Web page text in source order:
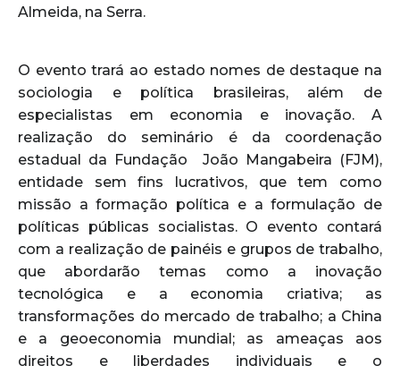
Almeida, na Serra.
O evento trará ao estado nomes de destaque na
sociologia e política brasileiras, além de
especialistas em economia e inovação. A
realização do seminário é da coordenação
estadual da Fundação João Mangabeira (FJM),
entidade sem fins lucrativos, que tem como
missão a formação política e a formulação de
políticas públicas socialistas. O evento contará
com a realização de painéis e grupos de trabalho,
que abordarão temas como a inovação
tecnológica e a economia criativa; as
transformações do mercado de trabalho; a China
e a geoeconomia mundial; as ameaças aos
direitos e liberdades individuais e o